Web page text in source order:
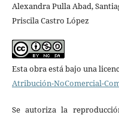
Alexandra Pulla Abad,
Priscila Castro López
Esta obra está bajo una
Atribución-NoComercial-
Se autoriza la